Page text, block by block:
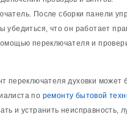
После сборки панели
убедиться, что он работает
переключателя и
переключателя духовки
по ремонту бытовой
и устранить